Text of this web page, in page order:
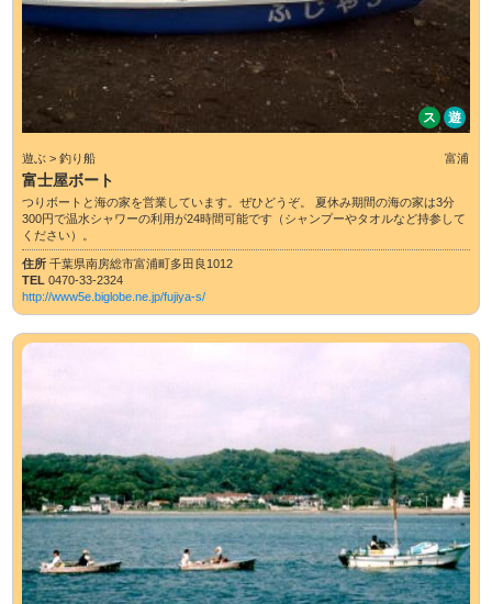
ス 遊
遊ぶ > 釣り船 富浦
富士屋ボート
つりボートと海の家を営業しています。ぜひどうぞ。 夏休み期間の海の家は3分
300円で温水シャワーの利用が24時間可能です（シャンプーやタオルなど持参して
ください）。
住所千葉県南房総市富浦町多田良1012
TEL0470-33-2324
http://www5e.biglobe.ne.jp/fujiya-s/